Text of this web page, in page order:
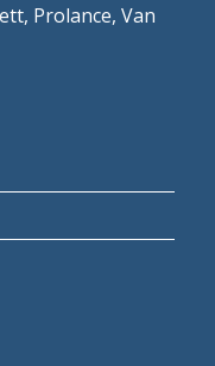
Prolance, Van